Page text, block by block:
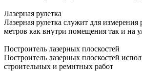
Лазерная рулетка
Лазерная рулетка служит для измерения
метров как внутри помещения так и на
Построитель лазерных плоскостей
Построитель лазерных плоскостей
строительных и ремнтных работ